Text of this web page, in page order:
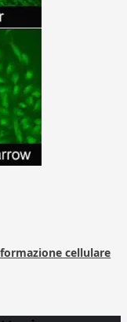
cellulare